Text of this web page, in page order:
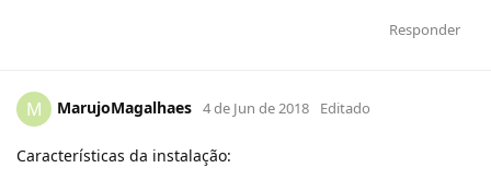
Responder
M MarujoMagalhaes 4 de Jun de 2018 Editado
Características da instalação: